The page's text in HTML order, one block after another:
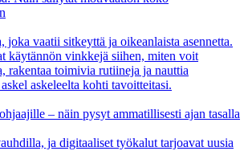
joka vaatii sitkeyttä ja oikeanlaista asennetta.
käytännön vinkkejä siihen, miten voit
rakentaa toimivia rutiineja ja nauttia
askeleelta kohti tavoitteitasi.
– näin pysyt ammatillisesti ajan tasalla
ja digitaaliset työkalut tarjoavat uusia